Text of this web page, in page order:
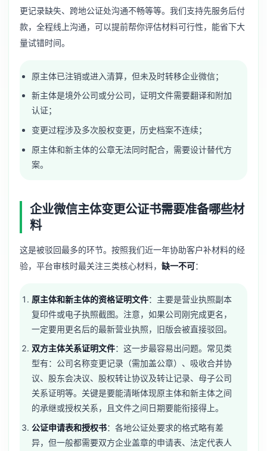
更记录缺失、跨地公证处沟通不畅等等。我们支持先服务后付
款，全程线上沟通，可以提前帮你评估材料可行性，能省下大
量试错时间。
原主体已注销或进入清算，但未及时转移企业微信；
新主体是境外公司或分公司，证明文件需要翻译和附加
认证；
变更过程涉及多次股权变更，历史档案不连续；
原主体和新主体的公章无法同时配合，需要设计替代方
案。
企业微信主体变更公证书需要准备哪些材
料
这是被驳回最多的环节。按照我们近一年协助客户补材料的经
验，平台审核时最关注三类核心材料， 缺一不可：
原主体和新主体的资格证明文件：主要是营业执照副本
复印件或电子执照截图。注意，如果公司刚完成更名，
一定要用更名后的最新营业执照，旧版会被直接驳回。
双方主体关系证明文件：这一步最容易出问题。常见类
型有：公司名称变更记录（需加盖公章）、吸收合并协
议、股东会决议、股权转让协议及转让记录、母子公司
关系证明等。关键是要能清晰体现原主体和新主体之间
的承继或授权关系，且文件之间日期要能衔接得上。
公证申请表和授权书：各地公证处要求的格式略有差
异，但一般都需要双方企业盖章的申请表、法定代表人